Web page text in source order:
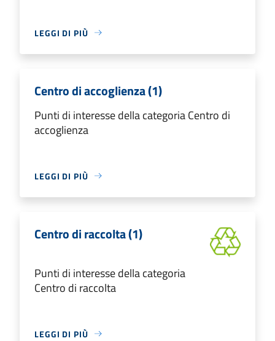
LEGGI DI PIÙ
Centro di accoglienza (1)
Punti di interesse della categoria Centro di
accoglienza
LEGGI DI PIÙ
Centro di raccolta (1)
Punti di interesse della categoria
Centro di raccolta
LEGGI DI PIÙ